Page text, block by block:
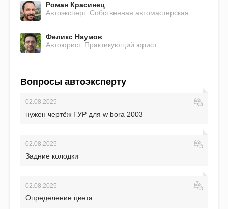
Роман Красинец
Автоэксперт. Собственная автомастерская.
Феликс Наумов
Автоюрист. Практикующий юрист.
Вопросы автоэксперту
02.08.2025
нужен чертёж ГУР для w bora 2003
02.08.2025
Задние колодки
02.08.2025
Определение цвета